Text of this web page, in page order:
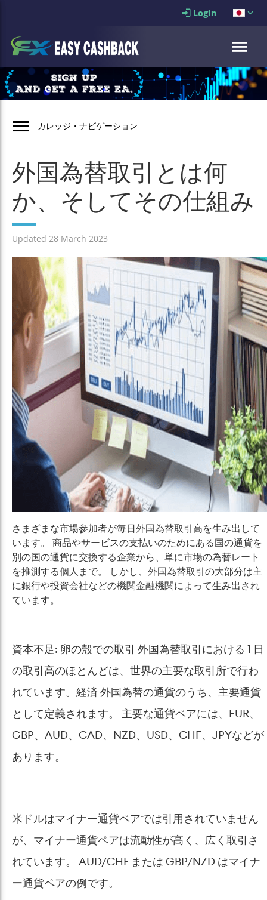
Login
カレッジ・ナビゲーション
外国為替取引とは何
か、そしてその仕組み
Updated 28 March 2023
さまざまな市場参加者が毎日外国為替取引高を生み出して
います。
商品やサービスの支払いのためにある国の通貨を
別の国の通貨に交換する企業から、単に市場の為替レート
を推測する個人まで。
しかし、外国為替取引の大部分は主
に銀行や投資会社などの機関金融機関によって生み出され
ています。
資本不足: 卵の殻での取引 外国為替取引における 1 日
の取引高のほとんどは、世界の主要な取引所で行わ
れています。経済 外国為替の通貨のうち、主要通貨
として定義されます。 主要な通貨ペアには、EUR、
GBP、AUD、CAD、NZD、USD、CHF、JPYなどが
あります。
米ドルはマイナー通貨ペアでは引用されていません
が、マイナー通貨ペアは流動性が高く、広く取引さ
れています。 AUD/CHF または GBP/NZD はマイナ
ー通貨ペアの例です。